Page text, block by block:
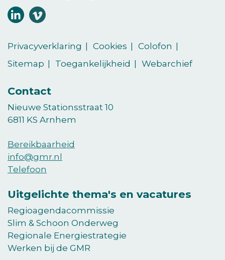
Volg
ons
LinkedIn
ons
vimeo
Privacyverklaring
Cookies
Colofon
Sitemap
Toegankelijkheid Webarchief
Contact
Nieuwe Stationsstraat 10
6811 KS Arnhem
Bereikbaarheid
info@gmr.nl
Telefoon
Uitgelichte thema's en vacatures
Regioagendacommissie
Slim & Schoon Onderweg
Regionale Energiestrategie
Werken bij de GMR